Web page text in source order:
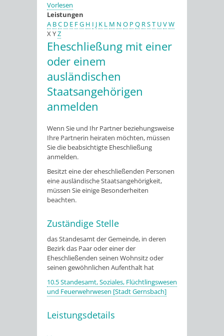
Vorlesen
Leistungen
A BC D E FG H I J K L M N O P Q RST UVW
XYZ
Eheschließung mit einer
oder einem
ausländischen
Staatsangehörigen
anmelden
Wenn Sie und Ihr Partner beziehungsweise
Ihre Partnerin heiraten möchten, müssen
Sie die beabsichtigte Eheschließung
anmelden.
Besitzt eine der eheschließenden Personen
eine ausländische Staatsangehörigkeit,
müssen Sie einige Besonderheiten
beachten.
Zuständige Stelle
das Standesamt der Gemeinde, in deren
Bezirk das Paar oder einer der
Eheschließenden seinen Wohnsitz oder
seinen gewöhnlichen Aufenthalt hat
10.5 Standesamt, Soziales, Flüchtlingswesen
und Feuerwehrwesen [Stadt Gernsbach]
Leistungsdetails